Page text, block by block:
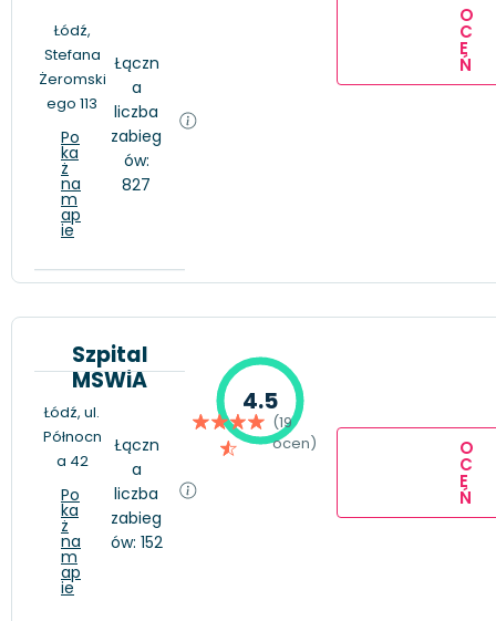
Łódź,
Stefana
Żeromski
ego 113
Po
ka
ż
na
m
ap
ie
Łączn
a
liczba
zabieg
ów:
827
O
C
E
Ń
Szpital
MSWiA
Łódź, ul.
Północn
a 42
Po
ka
ż
na
m
ap
ie
Łączn
a
liczba
zabieg
ów: 152
4.5
(19
ocen)
O
C
E
Ń